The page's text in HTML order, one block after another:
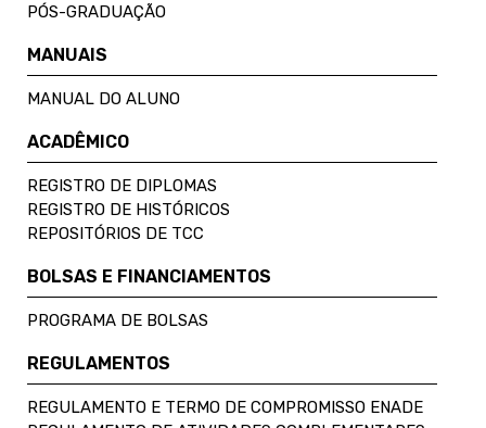
PÓS-GRADUAÇÃO
MANUAIS
MANUAL DO ALUNO
ACADÊMICO
REGISTRO DE DIPLOMAS
REGISTRO DE HISTÓRICOS
REPOSITÓRIOS DE TCC
BOLSAS E FINANCIAMENTOS
PROGRAMA DE BOLSAS
REGULAMENTOS
REGULAMENTO E TERMO DE COMPROMISSO ENADE